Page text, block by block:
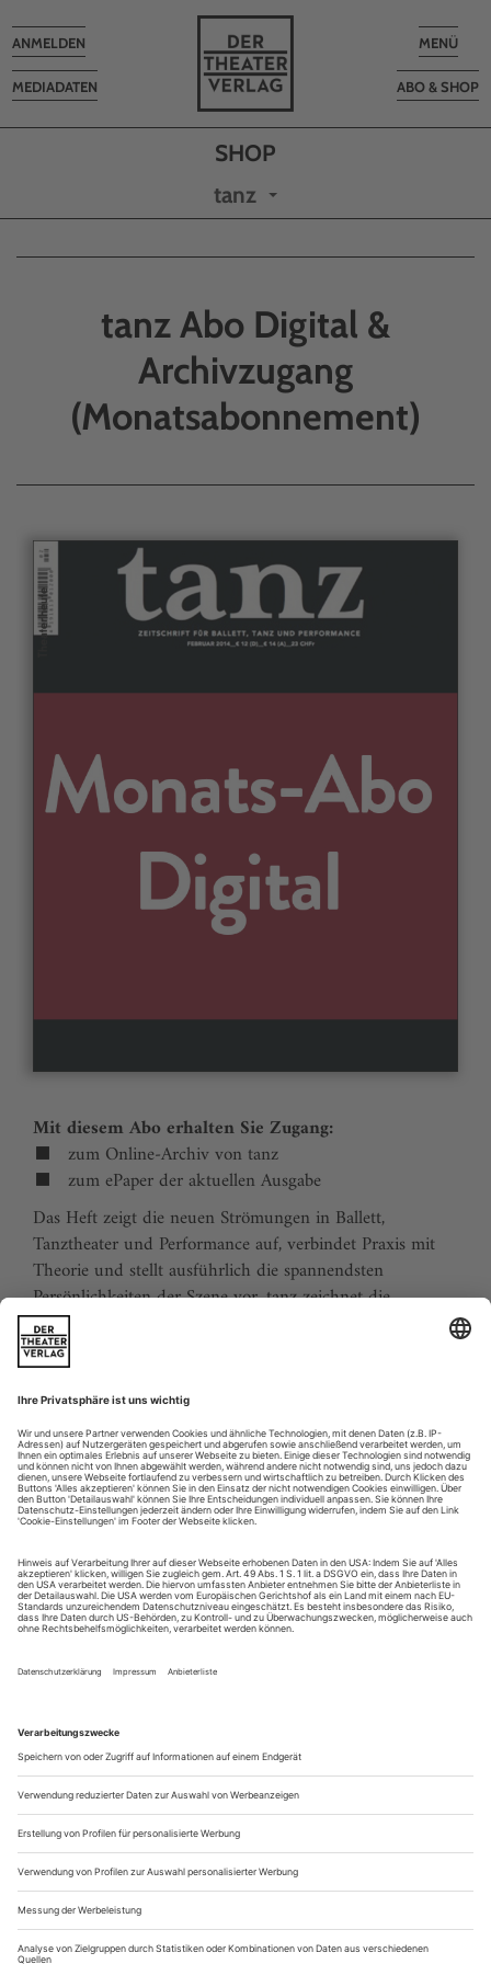
Toggle
MENÜ
ABO & SHOP
MEDIADATEN
Toggle
navigation
ANMELDEN
tanz
tanz Abo Digital &
Archivzugang
(Monatsabonnement)
Mit diesem Abo erhalten Sie Zugang:
zum Online-Archiv von tanz
zum ePaper der aktuellen Ausgabe
Das Heft zeigt die neuen Strömungen in Ballett,
Tanztheater und Performance auf, verbindet Praxis mit
Theorie und stellt ausführlich die spannendsten
Persönlichkeiten der Szene vor. tanz zeichnet die
Traditionen der Tanzgeschichte nach und stellt
zukunftsweisende Ideen vor. Der Kalender ermöglicht
Tanzliebhabern ihre Reiseplanung in Europa. Eine
aktuelle Liste von Auditions und Workshops sowie der
Schulindex sind unverzichtbar für Profis und das
tanzbegeisterte Publikum.
tanz erscheint zwölf mal im Jahr incl. Doppelheft und
Jahrbuch. Sie erhalten Zugang zum Online-Archiv von
tanz und können sowohl das aktuelle ePaper als auch das
ePaper-Archiv über Ihren Account auf www.der-
theaterverlag.de einsehen. Das Abonnement hat eine
Laufzeit von einem Monat und verlängert sich jeweils um
einen weiteren Monat, sofern es nicht vom Kunden auf
der Seite „Mein Konto/Meine Bestellungen“ auf
des erworbenen Bezugszeitraumes automatisch in Kraft.
Aus steuerlichen Gründen abweichende Preise für Käufe
außerhalb Deutschlands (Endpreis vor Auslösen der Bestellung
ersichtlich)
9,99 €